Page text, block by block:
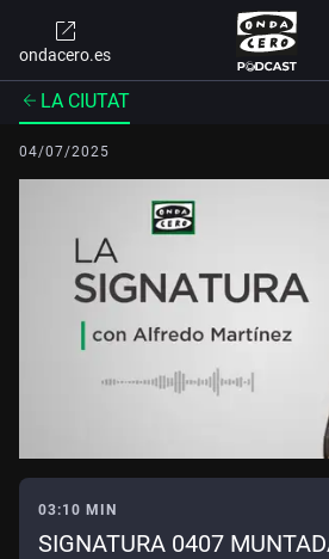
ondacero.es
LA CIUTAT
04/07/2025
03:10 MIN
SIGNATURA 0407